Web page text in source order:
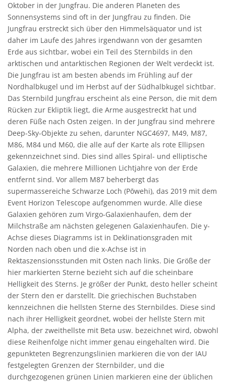
Oktober in der Jungfrau. Die anderen Planeten des
Sonnensystems sind oft in der Jungfrau zu finden. Die
Jungfrau erstreckt sich über den Himmelsäquator und ist
daher im Laufe des Jahres irgendwann von der gesamten
Erde aus sichtbar, wobei ein Teil des Sternbilds in den
arktischen und antarktischen Regionen der Welt verdeckt ist.
Die Jungfrau ist am besten abends im Frühling auf der
Nordhalbkugel und im Herbst auf der Südhalbkugel sichtbar.
Das Sternbild Jungfrau erscheint als eine Person, die mit dem
Rücken zur Ekliptik liegt, die Arme ausgestreckt hat und
deren Füße nach Osten zeigen. In der Jungfrau sind mehrere
Deep-Sky-Objekte zu sehen, darunter NGC4697, M49, M87,
M86, M84 und M60, die alle auf der Karte als rote Ellipsen
gekennzeichnet sind. Dies sind alles Spiral- und elliptische
Galaxien, die mehrere Millionen Lichtjahre von der Erde
entfernt sind. Vor allem M87 beherbergt das
supermassereiche Schwarze Loch (Pōwehi), das 2019 mit dem
Event Horizon Telescope aufgenommen wurde. Alle diese
Galaxien gehören zum Virgo-Galaxienhaufen, dem der
Milchstraße am nächsten gelegenen Galaxienhaufen. Die y-
Achse dieses Diagramms ist in Deklinationsgraden mit
Norden nach oben und die x-Achse ist in
Rektaszensionsstunden mit Osten nach links. Die Größe der
hier markierten Sterne bezieht sich auf die scheinbare
Helligkeit des Sterns. Je größer der Punkt, desto heller scheint
der Stern den er darstellt. Die griechischen Buchstaben
kennzeichnen die hellsten Sterne des Sternbildes. Diese sind
nach ihrer Helligkeit geordnet, wobei der hellste Stern mit
Alpha, der zweithellste mit Beta usw. bezeichnet wird, obwohl
diese Reihenfolge nicht immer genau eingehalten wird. Die
gepunkteten Begrenzungslinien markieren die von der IAU
festgelegten Grenzen der Sternbilder, und die
durchgezogenen grünen Linien markieren eine der üblichen